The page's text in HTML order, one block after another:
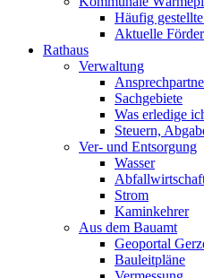
Häufig
Aktuelle
Rathaus
Verwaltung
Sachgebiete
Was erledige
Steuern,
Ver- und Entsorgung
Wasser
Strom
Kaminkehrer
Aus dem Bauamt
Geoportal
Bauleitpläne